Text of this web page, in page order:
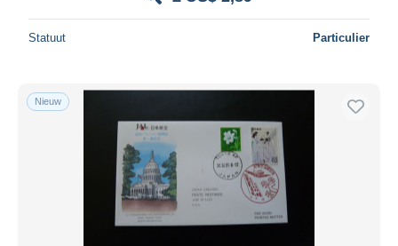
Statuut Particulier
Nieuw